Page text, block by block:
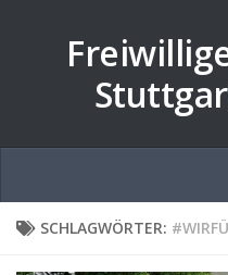
SCHLAGWÖRTER: